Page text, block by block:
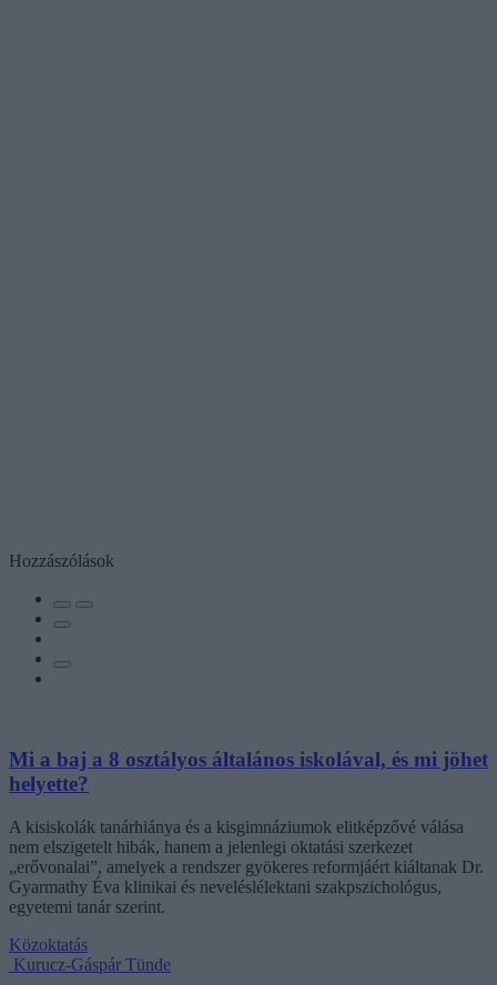
Hozzászólások
Mi a baj a 8 osztályos általános iskolával, és mi jöhet
helyette?
A kisiskolák tanárhiánya és a kisgimnáziumok elitképzővé válása
nem elszigetelt hibák, hanem a jelenlegi oktatási szerkezet
„erővonalai”, amelyek a rendszer gyökeres reformjáért kiáltanak Dr.
Gyarmathy Éva klinikai és neveléslélektani szakpszichológus,
egyetemi tanár szerint.
Közoktatás
Kurucz-Gáspár Tünde